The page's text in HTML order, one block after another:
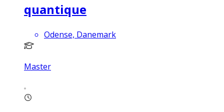
quantique
Odense, Danemark
Master